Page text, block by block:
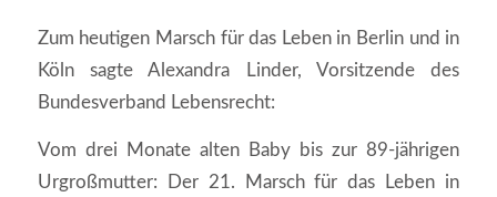
Zum heutigen Marsch für das Leben in Berlin und in
Köln sagte Alexandra Linder, Vorsitzende des
Bundesverband Lebensrecht:
Vom drei Monate alten Baby bis zur 89-jährigen
Urgroßmutter: Der 21. Marsch für das Leben in